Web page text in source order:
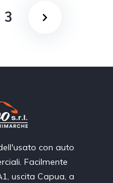
3
con auto
Facilmente
uscita Capua, a